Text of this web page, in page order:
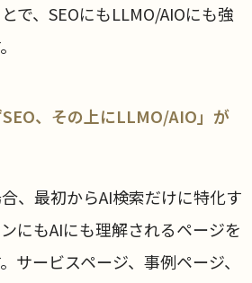
で、SEOにもLLMO/AIOにも強
、その上にLLMO/AIO」が
、最初からAI検索だけに特化す
にもAIにも理解されるページを
サービスページ、事例ページ、